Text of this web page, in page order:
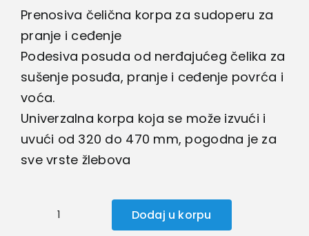
Prenosiva čelična korpa za sudoperu za
pranje i ceđenje
Podesiva posuda od nerđajućeg čelika za
sušenje posuđa, pranje i ceđenje povrća i
voća.
Univerzalna korpa koja se može izvući i
uvući od 320 do 470 mm, pogodna je za
sve vrste žlebova
Prenosiva
Dodaj u korpu